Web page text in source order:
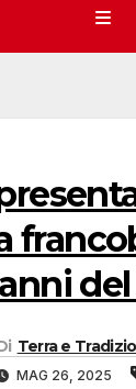
Terra e
MAG 26, 2025